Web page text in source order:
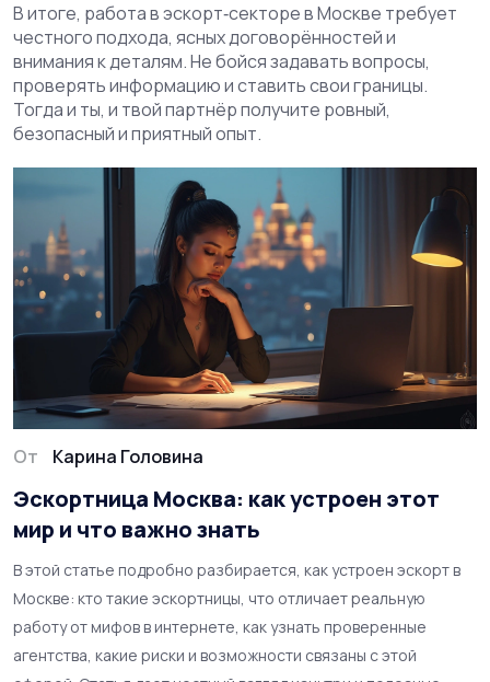
В итоге, работа в эскорт‑секторе в Москве требует
честного подхода, ясных договорённостей и
внимания к деталям. Не бойся задавать вопросы,
проверять информацию и ставить свои границы.
Тогда и ты, и твой партнёр получите ровный,
безопасный и приятный опыт.
От Карина Головина
Эскортница Москва: как устроен этот
мир и что важно знать
В этой статье подробно разбирается, как устроен эскорт в
Москве: кто такие эскортницы, что отличает реальную
работу от мифов в интернете, как узнать проверенные
агентства, какие риски и возможности связаны с этой